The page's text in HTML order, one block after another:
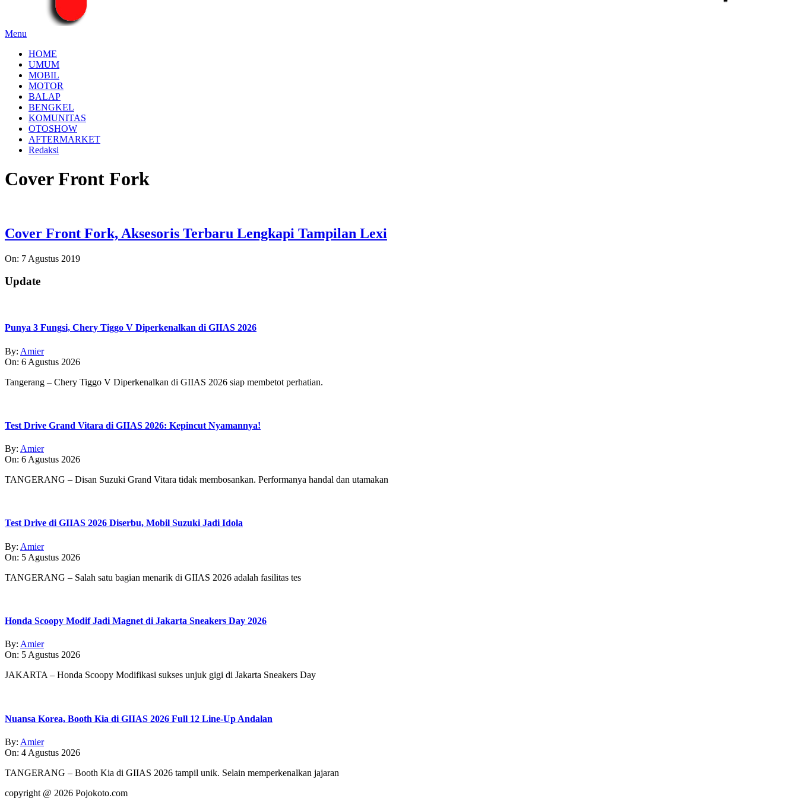
Menu
HOME
UMUM
MOBIL
MOTOR
BALAP
BENGKEL
KOMUNITAS
OTOSHOW
AFTERMARKET
Redaksi
Cover Front Fork
Cover Front Fork, Aksesoris Terbaru Lengkapi Tampilan Lexi
2019-
07
On: 7 Agustus 2019
Update
Punya 3 Fungsi, Chery Tiggo V Diperkenalkan di GIIAS 2026
By: Amier
On: 6 Agustus 2026
Tangerang – Chery Tiggo V Diperkenalkan di GIIAS 2026 siap membetot perhatian.
Test Drive Grand Vitara di GIIAS 2026: Kepincut Nyamannya!
By: Amier
On: 6 Agustus 2026
TANGERANG – Disan Suzuki Grand Vitara tidak membosankan. Performanya handal dan utamakan
Test Drive di GIIAS 2026 Diserbu, Mobil Suzuki Jadi Idola
By: Amier
On: 5 Agustus 2026
TANGERANG – Salah satu bagian menarik di GIIAS 2026 adalah fasilitas tes
Honda Scoopy Modif Jadi Magnet di Jakarta Sneakers Day 2026
By: Amier
On: 5 Agustus 2026
JAKARTA – Honda Scoopy Modifikasi sukses unjuk gigi di Jakarta Sneakers Day
Nuansa Korea, Booth Kia di GIIAS 2026 Full 12 Line-Up Andalan
By: Amier
On: 4 Agustus 2026
TANGERANG – Booth Kia di GIIAS 2026 tampil unik. Selain memperkenalkan jajaran
copyright @ 2026 Pojokoto.com